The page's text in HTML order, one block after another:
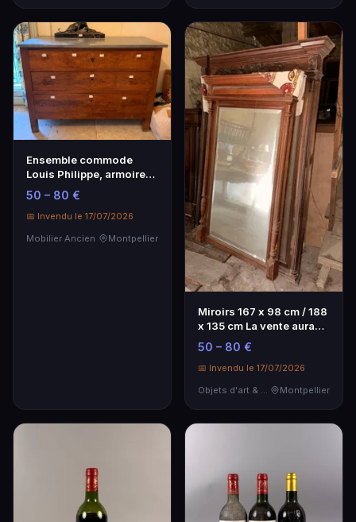
Ensemble commode
Louis Philippe, armoire
grillagée et armoir…
50 – 80 €
📅 Invendu le 17/07/2026
Mobilier Ancien
Montpellier
Miroirs 167 x 98 cm / 188
x 135 cm La vente aura
lieu à l'ét…
50 – 80 €
📅 Invendu le 17/07/2026
Montpellier